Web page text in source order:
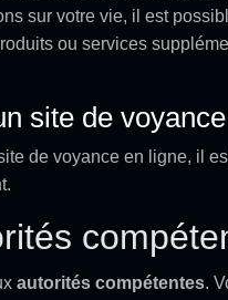
sur votre vie, il est
ou services
site de
de voyance en ligne, il
autorités compétentes.